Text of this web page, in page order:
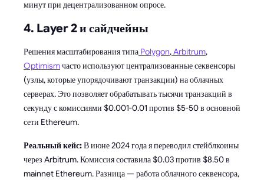
минут при децентрализованном опросе.
4. Layer 2 и сайдчейны
Решения масштабирования типа Polygon,Arbitrum,
Optimismчасто используют централизованные секвенсоры
(узлы, которые упорядочивают транзакции) на облачных
серверах. Это позволяет обрабатывать тысячи транзакций в
секунду с комиссиями $0.001-0.01 против $5-50 в основной
сети Ethereum.
Реальный кейс:В июне 2024 года я переводил стейблкоины
через Arbitrum. Комиссия составила $0.03 против $8.50 в
mainnet Ethereum. Разница — работа облачного секвенсора,